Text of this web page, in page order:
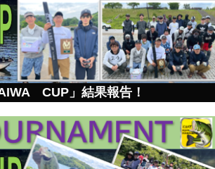
CUP」結果報告！